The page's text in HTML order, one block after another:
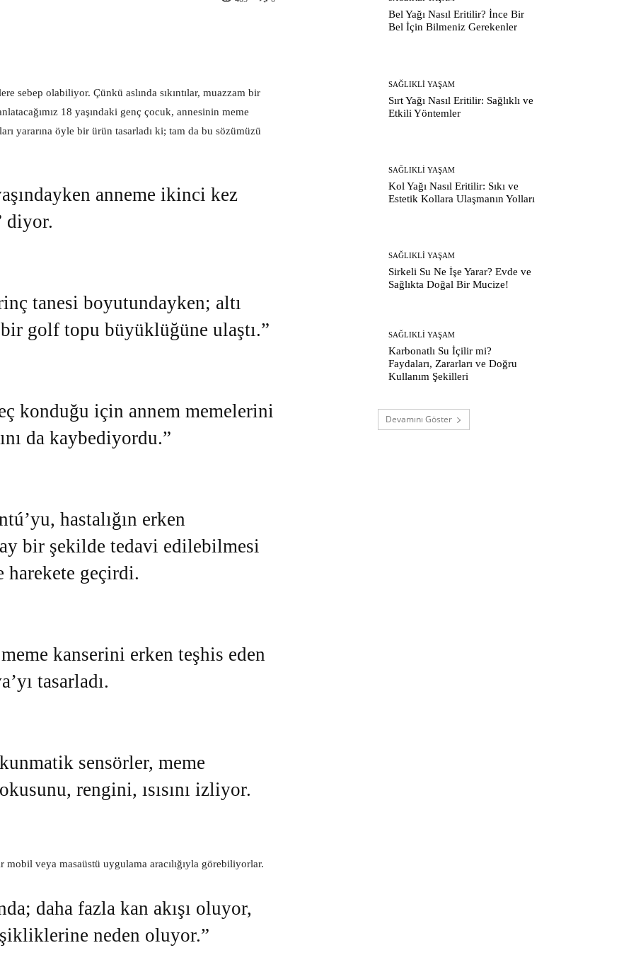
sebep olabiliyor. Çünkü aslında sıkıntılar, muazzam bir
18 yaşındaki genç çocuk, annesinin meme
yararına öyle bir ürün tasarladı ki; tam da bu sözümüzü
anneme ikinci kez
diyor.
tanesi boyutundayken; altı
golf topu büyüklüğüne ulaştı.”
konduğu için annem memelerini
da kaybediyordu.”
hastalığın erken
bir şekilde tedavi edilebilmesi
harekete geçirdi.
kanserini erken teşhis eden
tasarladı.
sensörler, meme
rengini, ısısını izliyor.
mobil veya masaüstü uygulama aracılığıyla görebiliyorlar.
daha fazla kan akışı oluyor,
neden oluyor.”
Bel Yağı Nasıl Eritilir? İnce Bir
Bel İçin Bilmeniz Gerekenler
SAĞLIKLI YAŞAM
Sırt Yağı Nasıl Eritilir: Sağlıklı ve
Etkili Yöntemler
SAĞLIKLI YAŞAM
Kol Yağı Nasıl Eritilir: Sıkı ve
Estetik Kollara Ulaşmanın Yolları
SAĞLIKLI YAŞAM
Sirkeli Su Ne İşe Yarar? Evde ve
Sağlıkta Doğal Bir Mucize!
SAĞLIKLI YAŞAM
Karbonatlı Su İçilir mi?
Faydaları, Zararları ve Doğru
Kullanım Şekilleri
Devamını Göster